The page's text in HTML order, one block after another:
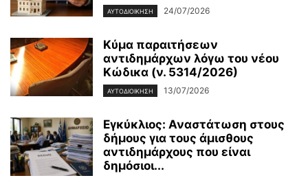
ΑΥΤΟΔΙΟΙΚΗΣΗ 24/07/2026
Κύμα παραιτήσεων
αντιδημάρχων λόγω του νέου
Κώδικα (ν. 5314/2026)
ΑΥΤΟΔΙΟΙΚΗΣΗ 13/07/2026
Εγκύκλιος: Αναστάτωση στους
δήμους για τους άμισθους
αντιδημάρχους που είναι
δημόσιοι...